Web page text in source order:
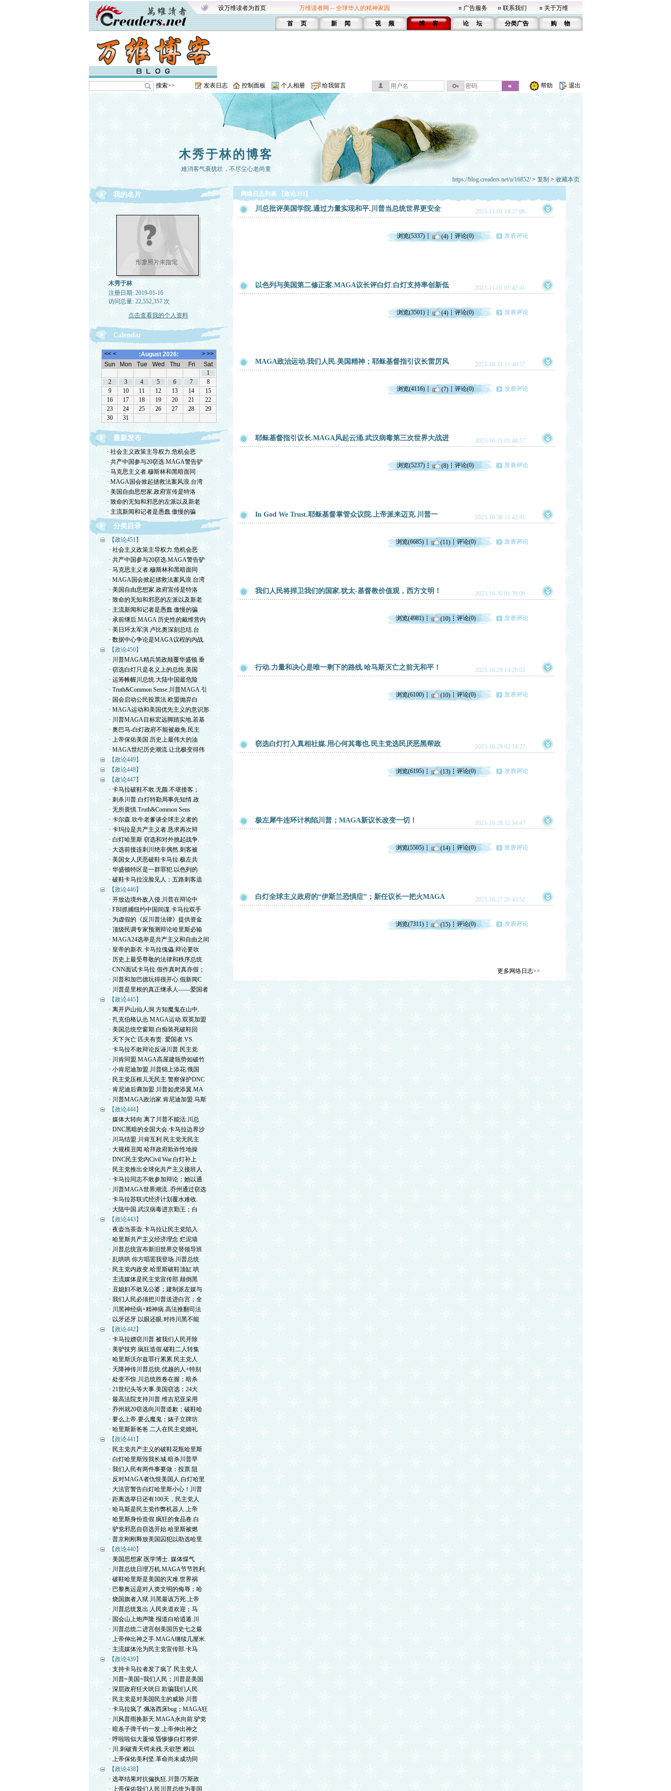
设万维读者为首页 万维读者网 -- 全球华人的精神家园 广告服务 联系我们 关于万维
首 页 新 闻 视 频 博 客 论 坛 分类广告 购 物
搜索>> 发表日志 控制面板 个人相册 给我留言 帮助 退出
木秀于林的博客
难消客气衰犹壮，不尽尘心老尚童
https://blog.creaders.net/u/16852/> 复制 > 收藏本页
我的名片
木秀于林
注册日期: 2019-01-16
访问总量: 22,552,357 次
点击查看我的个人资料
Calendar
最新发布
· 社会主义政策主导权力.危机会恶
· 共产中国参与20窃选.MAGA警告驴
· 马克思主义者.穆斯林和黑暗面同
· MAGA国会掀起拯救法案风浪.台湾
· 美国自由思想家.政府宣传是特洛
· 致命的无知和邪恶的左派以及新老
· 主流新闻和记者是愚蠢.傲慢的骗
分类目录
【政论451】
· 社会主义政策主导权力.危机会恶
· 共产中国参与20窃选.MAGA警告驴
· 马克思主义者.穆斯林和黑暗面同
· MAGA国会掀起拯救法案风浪.台湾
· 美国自由思想家.政府宣传是特洛
· 致命的无知和邪恶的左派以及新老
· 主流新闻和记者是愚蠢.傲慢的骗
· 承前继后.MAGA 历史性的戴维营内
· 美日环太军演.卢比奥深刻总结.台
· 数据中心争论是MAGA议程的内战.
【政论450】
· 川普MAGA精兵简政颠覆华盛顿.垂
· 窃选白灯只是名义上的总统.美国
· 运筹帷幄川总统.大陆中国最危险
· Truth&Common Sense.川普MAGA.引
· 国会启动公民投票法.欧盟抛弃白
· MAGA运动和美国优先主义的意识形
· 川普MAGA目标宏远脚踏实地.若基
· 奥巴马-白灯政府不能被赦免.民主
· 上帝保佑美国.历史上最伟大的油
· MAGA世纪历史潮流.让北极变得伟
【政论449】
【政论448】
【政论447】
· 卡马拉破鞋不敢.无颜.不堪接客；
· 刺杀川普.白灯特勤局事先知情.政
· 无所畏惧.Truth&Common Sens
· 卡尔森.吹牛老爹谈全球主义者的
· 卡玛拉是共产主义者.恳求再次辩
· 白灯哈里斯.窃选和对外挑起战争.
· 大选前接连刺川绝非偶然.刺客被
· 美国女人厌恶破鞋卡马拉.极左共
· 华盛顿特区是一群罪犯.以色列的
· 破鞋卡马拉没脸见人；五路刺客追
【政论446】
· 开放边境外敌入侵.川普在辩论中
· FBI抓捕纽约中国间谍.卡马拉双手
· 为虚假的《反川普法律》提供资金
· 顶级民调专家预测辩论哈里斯必输
· MAGA24选举是共产主义和自由之间
· 皇帝的新衣.卡马拉傀儡.辩论要吹
· 历史上最受尊敬的法律和秩序总统
· CNN面试卡马拉.假作真时真亦假；
· 川普和加巴德玩得很开心.假新闻C
· 川普是里根的真正继承人——爱国者
【政论445】
· 离开庐山仙人洞.方知魔鬼在山中.
· 扎克伯格认怂.MAGA运动.双英加盟
· 美国总统空窗期.白痴装死破鞋回
· 天下兴亡 匹夫有责. 爱国者.VS.
· 卡马拉不敢辩论反诬川普.民主党
· 川肯同盟.MAGA高屋建瓴势如破竹
· 小肯尼迪加盟.川普锦上添花.俄国
· 民主党压根儿无民主.警察保护DNC
· 肯尼迪后裔加盟.川普如虎添翼.MA
· 川普MAGA政治家.肯尼迪加盟.马斯
【政论444】
· 媒体大转向.离了川普不能活.川总
· DNC黑暗的全国大会.卡马拉边界沙
· 川马结盟.川肯互利.民主党无民主
· 大规模丑闻.哈拜政府欺诈性地操
· DNC民主党内Civil War.白灯补上
· 民主党推出全球化共产主义接班人
· 卡马拉同志不敢参加辩论；她以通
· 川普MAGA世界潮流..乔州通过窃选
· 卡马拉苏联式经济计划覆水难收.
· 大陆中国.武汉病毒进京勤王；白
【政论443】
· 夜壶当茶壶.卡马拉让民主党陷入
· 哈里斯共产主义经济理念.烂泥墙
· 川普总统宣布新旧世界交替领导班
· 乱哄哄.你方唱罢我登场.川普总统
· 民主党内政变.哈里斯破鞋顶缸.哄
· 主流媒体是民主党宣传部.颠倒黑
· 丑媳妇不敢见公婆；建制派左媒与
· 我们人民必须把川普送进白宫；全
· 川黑神经病+精神病.高法推翻司法
· 以牙还牙.以眼还眼.对待川黑不能
【政论442】
· 卡马拉嫖窃川普.被我们人民开除
· 美驴技穷.疯狂造假.破鞋二人转集
· 哈里斯沃尔兹罪行累累.民主党人
· 天降神传川普总统.优越的人+特别
· 处变不惊.川总统胜卷在握；暗杀
· 21世纪头等大事.美国窃选；24大
· 最高法院支持川普.维吉尼亚采用
· 乔州就20窃选向川普道歉；破鞋哈
· 要么上帝.要么魔鬼；婊子立牌坊.
· 哈里斯新爸爸.二人在民主党婚礼
【政论441】
· 民主党共产主义的破鞋花瓶哈里斯
· 白灯哈里斯毁我长城.暗杀川普早
· 我们人民有两件事要做：投票.阻
· 反对MAGA者仇恨美国人.白灯哈里
· 大法官警告白灯哈里斯小心！川普
· 距离选举日还有100天，民主党人
· 哈马斯是民主党作弊机器人.上帝
· 哈里斯身份造假.疯狂的食品卷.白
· 驴党邪恶自窃选开始.哈里斯被燃
· 普京刚刚释放美国囚犯以助选哈里
【政论440】
· 美国思想家.医学博士. 媒体煤气
· 川普总统日理万机.MAGA节节胜利.
· 破鞋哈里斯是美国的灾难.世界祸
· 巴黎奥运是对人类文明的侮辱；哈
· 烧国旗者入狱.川黑最该万死.上帝
· 川普总统复出.人民夹道欢迎；马
· 国会山上炮声隆.报道白哈逍遁.川
· 川普总统二进宫创美国历史七之最
· 上帝伸出神之手.MAGA继续几厘米.
· 主流媒体沦为民主党宣传部.卡马
【政论439】
· 支持卡马拉者发了疯了.民主党人
· 川普=美国=我们人民；川普是美国
· 深层政府狂犬吠日.欺骗我们人民.
· 民主党是对美国民主的威胁.川普
· 卡马拉疯了.佩洛西床bug；MAGA狂
· 川风普雨换新天.MAGA永向前.驴党
· 暗杀子弹千钧一发.上帝伸出神之
· 呼啦啦似大厦倾.昏惨惨白灯将烬.
· 川.刺破青天锷未残.天欲堕.赖以
· 上帝保佑美利坚.革命尚未成功同
【政论438】
· 选举结果对抗偏执狂.川普/万斯政
· 上帝保佑我们人民川普总统为美国
网络日志列表 【政论393】
川总批评美国学院.通过力量实现和平.川普当总统世界更安全 2023-11-01 14:27:06
浏览(5337) (4) 评论(0) 发表评论
以色列与美国第二修正案.MAGA议长评白灯.白灯支持率创新低 2023-11-01 01:42:41
浏览(3501) (4) 评论(0) 发表评论
MAGA政治运动.我们人民.美国精神；耶稣基督指引议长雷厉风 2023-10-31 11:40:57
浏览(4116) (7) 评论(0) 发表评论
耶稣基督指引议长.MAGA风起云涌.武汉病毒第三次世界大战进 2023-10-31 01:48:57
浏览(5237) (8) 评论(0) 发表评论
In God We Trust.耶稣基督掌管众议院.上帝派来迈克.川普一 2023-10-30 11:42:41
浏览(6685) (11) 评论(0) 发表评论
我们人民将捍卫我们的国家.犹太-基督教价值观，西方文明！ 2023-10-30 01:39:09
浏览(4981) (10) 评论(0) 发表评论
行动.力量和决心是唯一剩下的路线.哈马斯灭亡之前无和平！ 2023-10-29 14:28:02
浏览(6100) (10) 评论(0) 发表评论
窃选白灯打入真相社媒.用心何其毒也.民主党选民厌恶黑帮政 2023-10-29 02:14:27
浏览(6195) (13) 评论(0) 发表评论
极左犀牛连环计构陷川普；MAGA新议长改变一切！ 2023-10-28 12:34:47
浏览(5505) (14) 评论(0) 发表评论
白灯全球主义政府的“伊斯兰恐惧症”；新任议长一把火MAGA 2023-10-27 20:43:52
浏览(7311) (15) 评论(0) 发表评论
更多网络日志>>